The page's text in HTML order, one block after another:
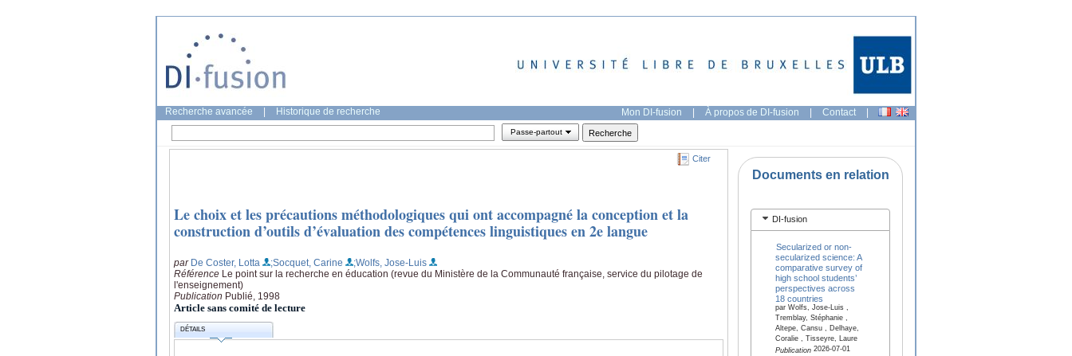
Recherche avancée Historique de recherche Mon DI-fusion | À propos de DI-fusion | Contact |
Passe-partout
Citer
Le choix et les précautions méthodologiques qui ont accompagné la conception et la
construction d’outils d’évaluation des compétences linguistiques en 2e langue
par De Coster, Lotta ;Socquet, Carine
;Wolfs, Jose-Luis
Référence Le point sur la recherche en éducation (revue du Ministère de la Communauté française, service du pilotage de
l'enseignement)
Publication Publié, 1998
Article sans comité de lecture
DÉTAILS
Documents en relation
DI-fusion
Secularized or non-
secularized science: A
comparative survey of
high school students’
perspectives across
18 countries
par Wolfs, Jose-Luis ,
Tremblay, Stéphanie ,
Altepe, Cansu , Delhaye,
Coralie , Tisseyre, Laure
Publication2026-07-01